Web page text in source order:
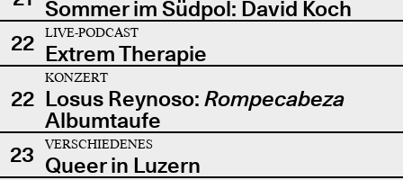
Sommer im Südpol: David Koch
22
LIVE-PODCAST
Extrem Therapie
22
KONZERT
Losus Reynoso: Rompecabeza
Albumtaufe
23
VERSCHIEDENES
Queer in Luzern